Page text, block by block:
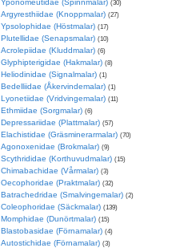
(30)
Argyresthiidae (Knoppmalar) (27)
Ypsolophidae (Höstmalar) (17)
Plutellidae (Senapsmalar) (10)
Acrolepiidae (Kluddmalar) (6)
Glyphipterigidae (Hakmalar) (8)
Heliodinidae (Signalmalar) (1)
Bedelliidae (Åkervindemalar) (1)
Lyonetiidae (Vridvingemalar) (11)
Ethmiidae (Sorgmalar) (6)
Depressariidae (Plattmalar) (57)
Elachistidae (Gräsminerarmalar) (70)
Agonoxenidae (Brokmalar) (9)
Scythrididae (Korthuvudmalar) (15)
Chimabachidae (Vårmalar) (3)
Oecophoridae (Praktmalar) (32)
Batrachedridae (Smalvingemalar) (2)
Coleophoridae (Säckmalar) (139)
Momphidae (Dunörtmalar) (15)
Blastobasidae (Förnamalar) (4)
Autostichidae (Förnamalar) (3)